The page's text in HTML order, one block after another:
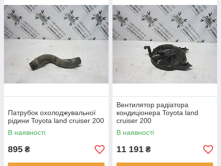
Патрубок охолоджувальної
рідини Toyota land cruiser 200
В наявності
895 ₴
Вентилятор радіатора
кондиціонера Toyota land
cruiser 200
В наявності
11 191 ₴